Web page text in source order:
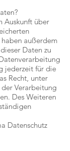
Auskunft über
außerdem
Daten zu
jederzeit für die
Recht, unter
Verarbeitung
Des Weiteren
Datenschutz